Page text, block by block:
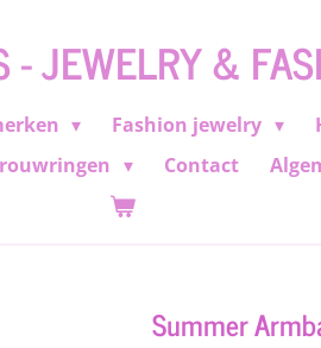
- JEWELRY &
Fashion jewelry
Contact
Summer